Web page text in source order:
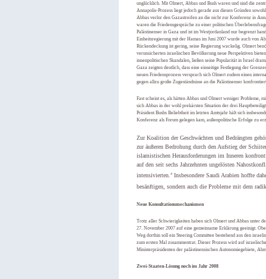
unglücklich. Mit Olmert, Abbas und Bush waren und sind die
Annapolis-Prozess liegt jedoch gerade aus diesen Gründen
Abbas verlor den Gazastreifen an die nicht zur Konferenz in
waren die Friedensgespräche zu einer politischen
Palästinenser in Gaza und ist im Westjordanland nur begrenzt
Einheitsregierung mit der Hamas im Juni 2007 wurde auch von
Rückendeckung ist gering, seine Regierung wackelig. Olmert
verunsicherten israelischen Bevölkerung neue Perspektiven
innenpolitischen Skandalen, ließen seine Popularität in Israel
Gaza zeigten deutlich, dass eine einseitige Festlegung der
neuen Friedensprozess versprach sich Olmert zudem einen
gegen allzu große Zugeständnisse an die Palästinenser
Fast scheint es, als hätten Abbas und Olmert weniger Probleme,
sich Abbas in der wohl prekärsten Situation der drei
Präsident Bushs Beliebtheit im letzten Amtsjahr hält sich
Konferenz als Forum gelegen kam, außenpolitische Erfolge zu
Zur Koalition der Geschwächten und Bedrängten
zur äußeren Bedrohung durch den Aufstieg der
islamistischen Herausforderungen im Inneren
auf den seit sechs Jahrzehnten ungelösten
intensivierten.4 Insbesondere Saudi Arabien hoffte
besänftigen, sondern auch die Probleme mit dem
Neue Konsultationsmechanismen
Trotz aller Schwierigkeiten haben sich Olmert und Abbas unter
27. November 2007 auf eine gemeinsame Erklärung geeinigt.
Weg dorthin soll ein Steering Committee bestehend aus den
zum ersten Mal zusammentrat. Dieser Prozess wird auf
Ministerpräsidenten der palästinensischen Autonomiegebiete,
Zwei-Staaten-Lösung noch im Jahr 2008